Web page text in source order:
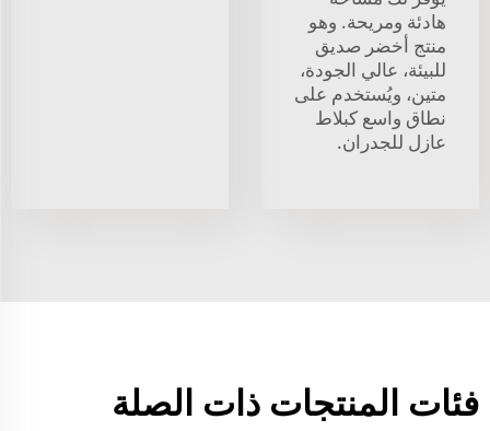
هادئة ومريحة. وهو
منتج أخضر صديق
للبيئة، عالي الجودة،
متين، ويُستخدم على
نطاق واسع كبلاط
عازل للجدران.
فئات المنتجات ذات الصلة